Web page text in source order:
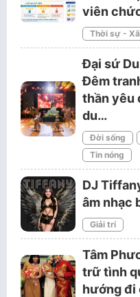
viên
Thời sự -
Đại sứ
Đêm
thần yêu
du…
Đời sống
Tin nóng
DJ
âm nhạc
Giải trí
Tâm
trữ tình
hướng đi